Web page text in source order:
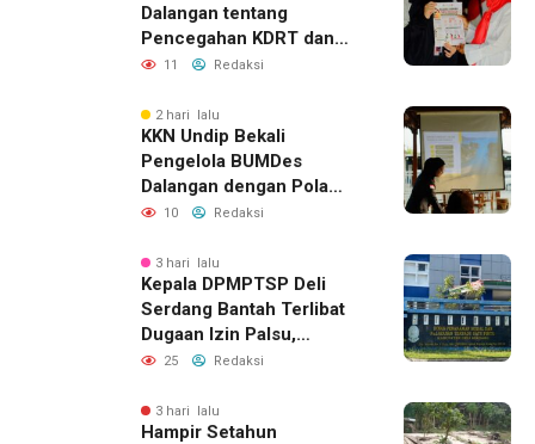
Dalangan tentang
Pencegahan KDRT dan
Komunikasi Keluarga
11 Redaksi
2 hari lalu
KKN Undip Bekali
Pengelola BUMDes
Dalangan dengan Pola
Pikir Inovatif
10 Redaksi
3 hari lalu
Kepala DPMPTSP Deli
Serdang Bantah Terlibat
Dugaan Izin Palsu,
Tegaskan Proses
Jalur Resmi
25 Redaksi
3 hari lalu
Hampir Setahun